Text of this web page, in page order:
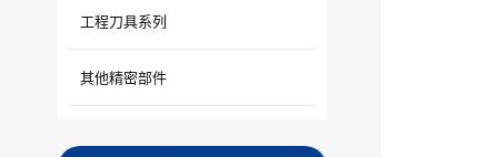
工程刀具系列
其他精密部件